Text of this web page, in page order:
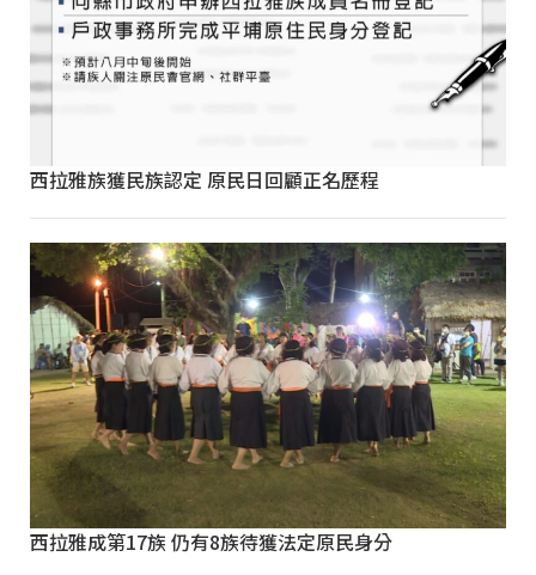
西拉雅族獲民族認定 原民日回顧正名歷程
西拉雅成第17族 仍有8族待獲法定原民身分